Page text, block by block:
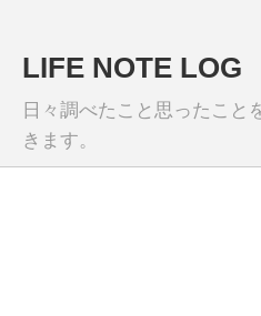
LIFE NOTE LOG
日々調べたこと思ったこと
きます。